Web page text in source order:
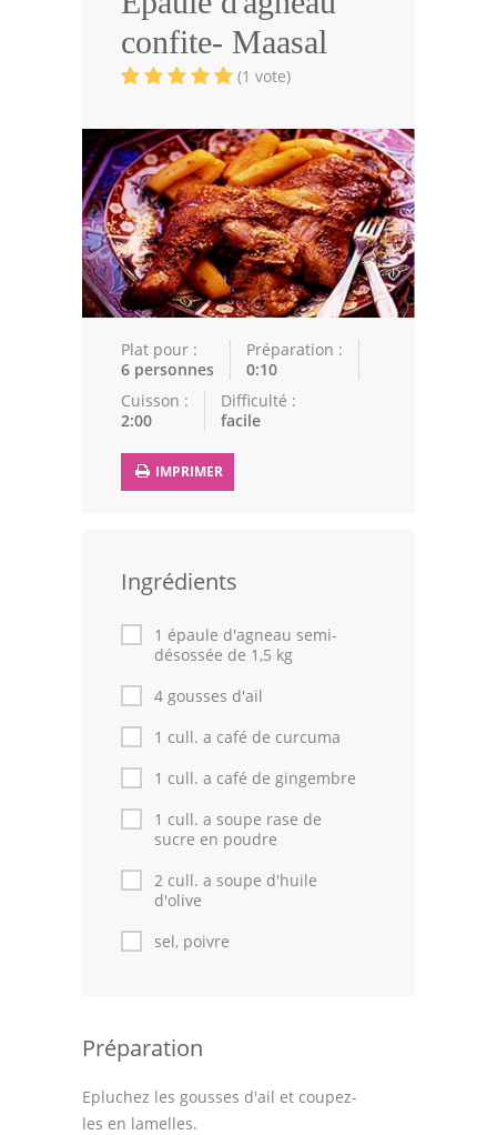
Volailles
Cuisines Orientales
Recettes marocaine
Cuisine Algérienne
Cuisine Tunisienne
Cuisine Juive
Cuisine Libanaise
Astuces de cuisine
Fêtes Religieuses
Chefs
Thèmes
Espace Personnel
confite- Maasal
(1 vote)
Plat pour :
6 personnes
Préparation :
0:10
Cuisson :
2:00
Difficulté :
facile
IMPRIMER
Ingrédients
1 épaule d'agneau semi-
désossée de 1,5 kg
4 gousses d'ail
1 cull. a café de curcuma
1 cull. a café de gingembre
1 cull. a soupe rase de
sucre en poudre
2 cull. a soupe d'huile
d'olive
sel, poivre
Préparation
Epluchez les gousses d'ail et coupez-
les en lamelles.